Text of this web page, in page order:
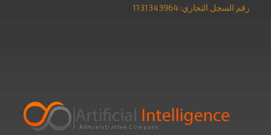
رقم السجل التجاري: 1131343964